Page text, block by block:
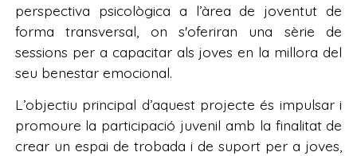
perspectiva psicològica a l’àrea de joventut de
forma transversal, on s'oferiran una sèrie de
sessions per a capacitar als joves en la millora del
seu benestar emocional.
L’objectiu principal d’aquest projecte és impulsar i
promoure la participació juvenil amb la finalitat de
crear un espai de trobada i de suport per a joves,